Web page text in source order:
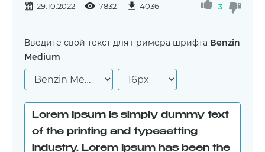
29.10.2022 7832 4036 3
Введите свой текст для примера шрифта Benzin
Medium